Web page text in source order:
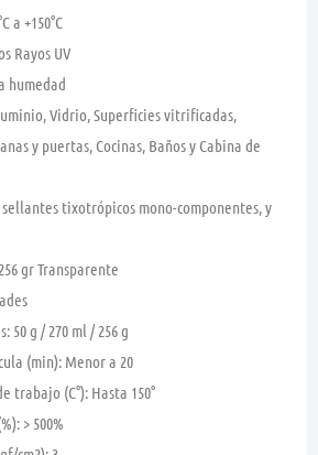
a +150°C
Rayos UV
humedad
Vidrio, Superficies vitrificadas,
y puertas, Cocinas, Baños y Cabina de
sellantes tixotrópicos mono-componentes, y
gr Transparente
50 g / 270 ml / 256 g
(min): Menor a 20
trabajo (C°): Hasta 150°
> 500%